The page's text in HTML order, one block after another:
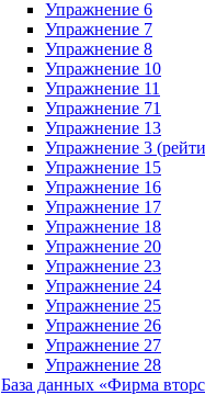
Упражнение 6
Упражнение 7
Упражнение 8
Упражнение 10
Упражнение 11
Упражнение 71
Упражнение 13
Упражнение 3
Упражнение 15
Упражнение 16
Упражнение 17
Упражнение 18
Упражнение 20
Упражнение 23
Упражнение 24
Упражнение 25
Упражнение 26
Упражнение 27
Упражнение 28
База данных «Фирма